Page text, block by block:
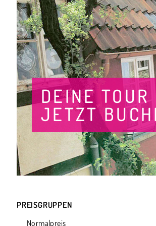
DEINE TOUR
JETZT
PREISGRUPPEN
Normalpreis